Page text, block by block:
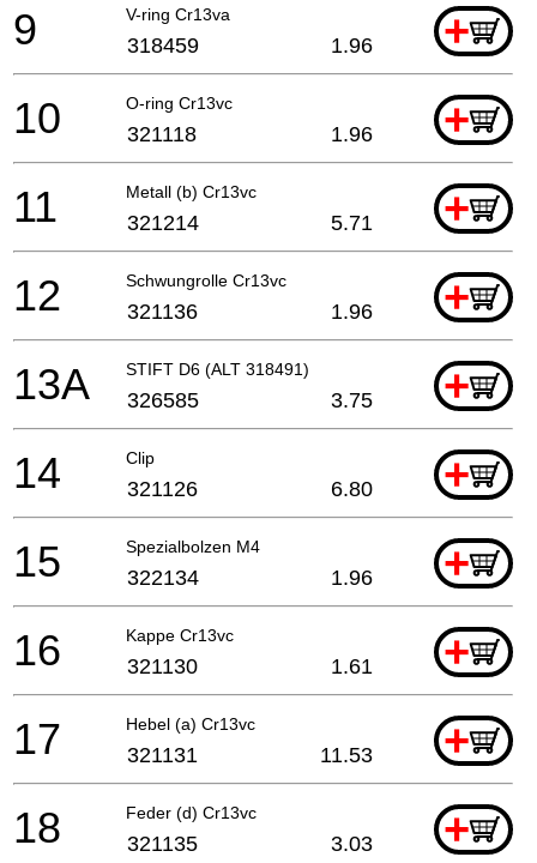
V-ring Cr13va +
9 318459 1.96
O-ring Cr13vc +
10 321118 1.96
Metall (b) Cr13vc +
11 321214 5.71
Schwungrolle Cr13vc +
12 321136 1.96
STIFT D6 (ALT 318491) +
13A 326585 3.75
Clip +
14 321126 6.80
Spezialbolzen M4 +
15 322134 1.96
Kappe Cr13vc +
16 321130 1.61
Hebel (a) Cr13vc +
17 321131 11.53
Feder (d) Cr13vc +
18 321135 3.03